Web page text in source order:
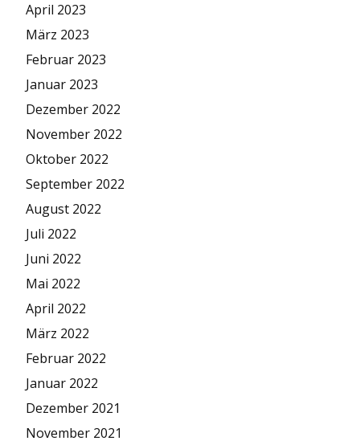
April 2023
März 2023
Februar 2023
Januar 2023
Dezember 2022
November 2022
Oktober 2022
September 2022
August 2022
Juli 2022
Juni 2022
Mai 2022
April 2022
März 2022
Februar 2022
Januar 2022
Dezember 2021
November 2021